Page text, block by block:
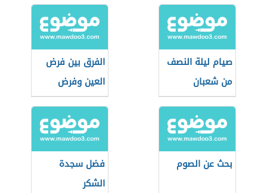
صيام ليلة النصف
من شعبان
الفرق بين فرض
العين وفرض
الكفاية
بحث عن الصوم
فضل سجدة
الشكر